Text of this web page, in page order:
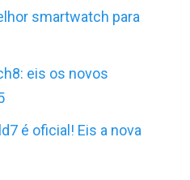
smartwatch para
eis os novos
é oficial! Eis a nova